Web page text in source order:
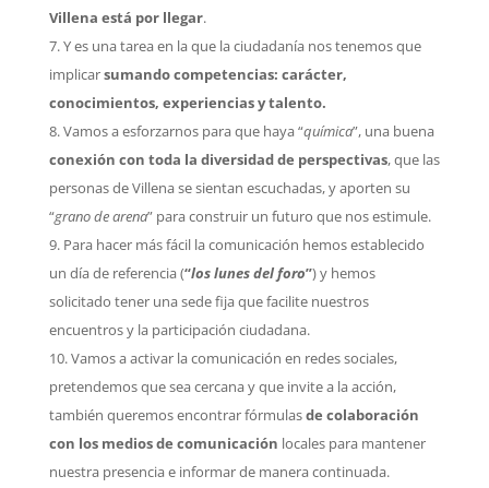
Villena está por llegar.
Y es una tarea en la que la ciudadanía nos tenemos que
implicarsumando competencias: carácter,
conocimientos, experiencias y talento.
Vamos a esforzarnos para que haya “química”, una buena
conexión con toda la diversidad de perspectivas, que las
personas de Villena se sientan escuchadas, y aporten su
“grano de arena” para construir un futuro que nos estimule.
Para hacer más fácil la comunicación hemos establecido
un día de referencia (“los lunes del foro”) y hemos
solicitado tener una sede fija que facilite nuestros
encuentros y la participación ciudadana.
Vamos a activar la comunicación en redes sociales,
pretendemos que sea cercana y que invite a la acción,
también queremos encontrar fórmulasde colaboración
con los medios de comunicación locales para mantener
nuestra presencia e informar de manera continuada.